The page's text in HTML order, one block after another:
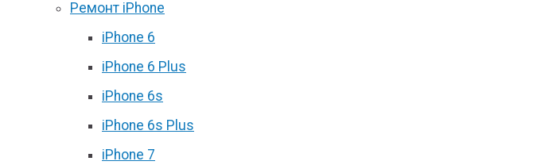
Ремонт iPhone
iPhone 6
iPhone 6 Plus
iPhone 6s
iPhone 6s Plus
iPhone 7